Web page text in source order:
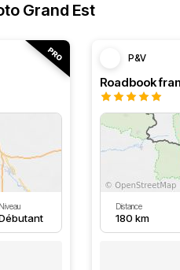
Grand Est
Niveau
P&V
Distance
180 km